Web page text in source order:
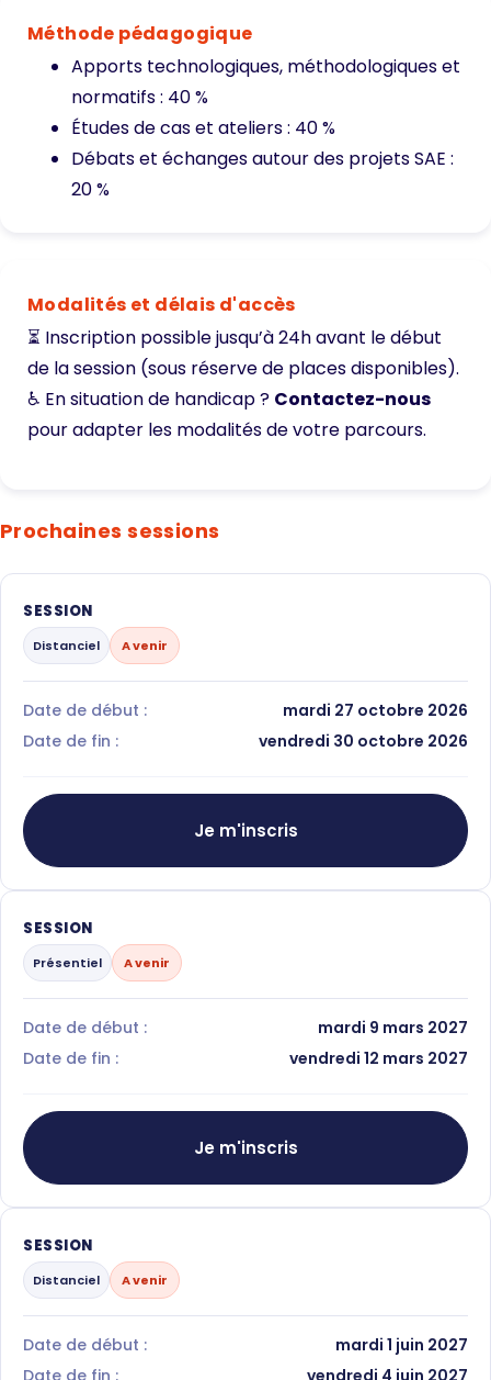
Méthode pédagogique
Apports technologiques, méthodologiques et
normatifs : 40 %
Études de cas et ateliers : 40 %
Débats et échanges autour des projets SAE :
20 %
Modalités et délais d'accès
⏳ Inscription possible jusqu’à 24h avant le début
de la session (sous réserve de places disponibles).
♿ En situation de handicap ? Contactez-nous
pour adapter les modalités de votre parcours.
Prochaines sessions
SESSION
Distanciel A venir
Date de début :
mardi 27 octobre 2026
Date de fin :
vendredi 30 octobre 2026
Je m'inscris
SESSION
Présentiel A venir
Date de début :
mardi 9 mars 2027
Date de fin :
vendredi 12 mars 2027
Je m'inscris
SESSION
Distanciel A venir
Date de début :
mardi 1 juin 2027
Date de fin :
vendredi 4 juin 2027